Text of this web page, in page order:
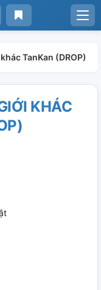
TanKan (DROP)
KHÁC